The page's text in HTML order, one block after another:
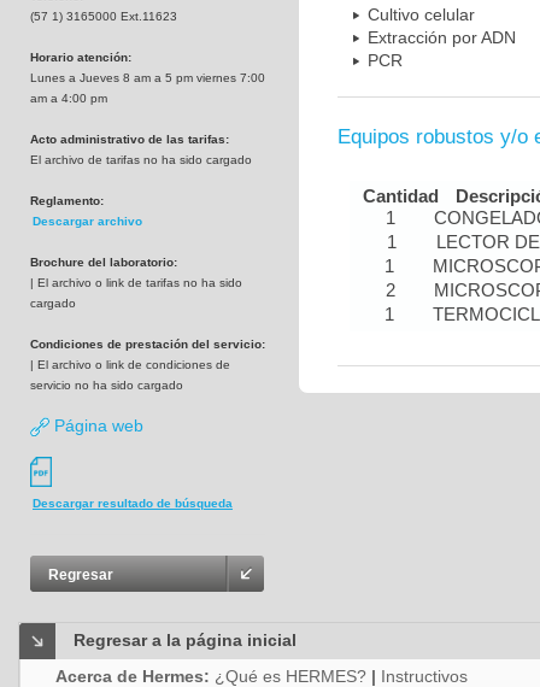
(57 1) 3165000 Ext.11623
Horario atención:
Lunes a Jueves 8 am a 5 pm viernes 7:00
am a 4:00 pm
Acto administrativo de las tarifas:
El archivo de tarifas no ha sido cargado
Reglamento:
Descargar archivo
Brochure del laboratorio:
| El archivo o link de tarifas no ha sido
cargado
Condiciones de prestación del servicio:
| El archivo o link de condiciones de
servicio no ha sido cargado
Página web
Descargar resultado de búsqueda
Regresar
Cultivo celular
Extracción por ADN
PCR
Equipos robustos y/o
Cantidad
1
1
LECTOR
1
2
1
Regresar a la página inicial
Acerca de Hermes: ¿Qué es HERMES? | Instructivos